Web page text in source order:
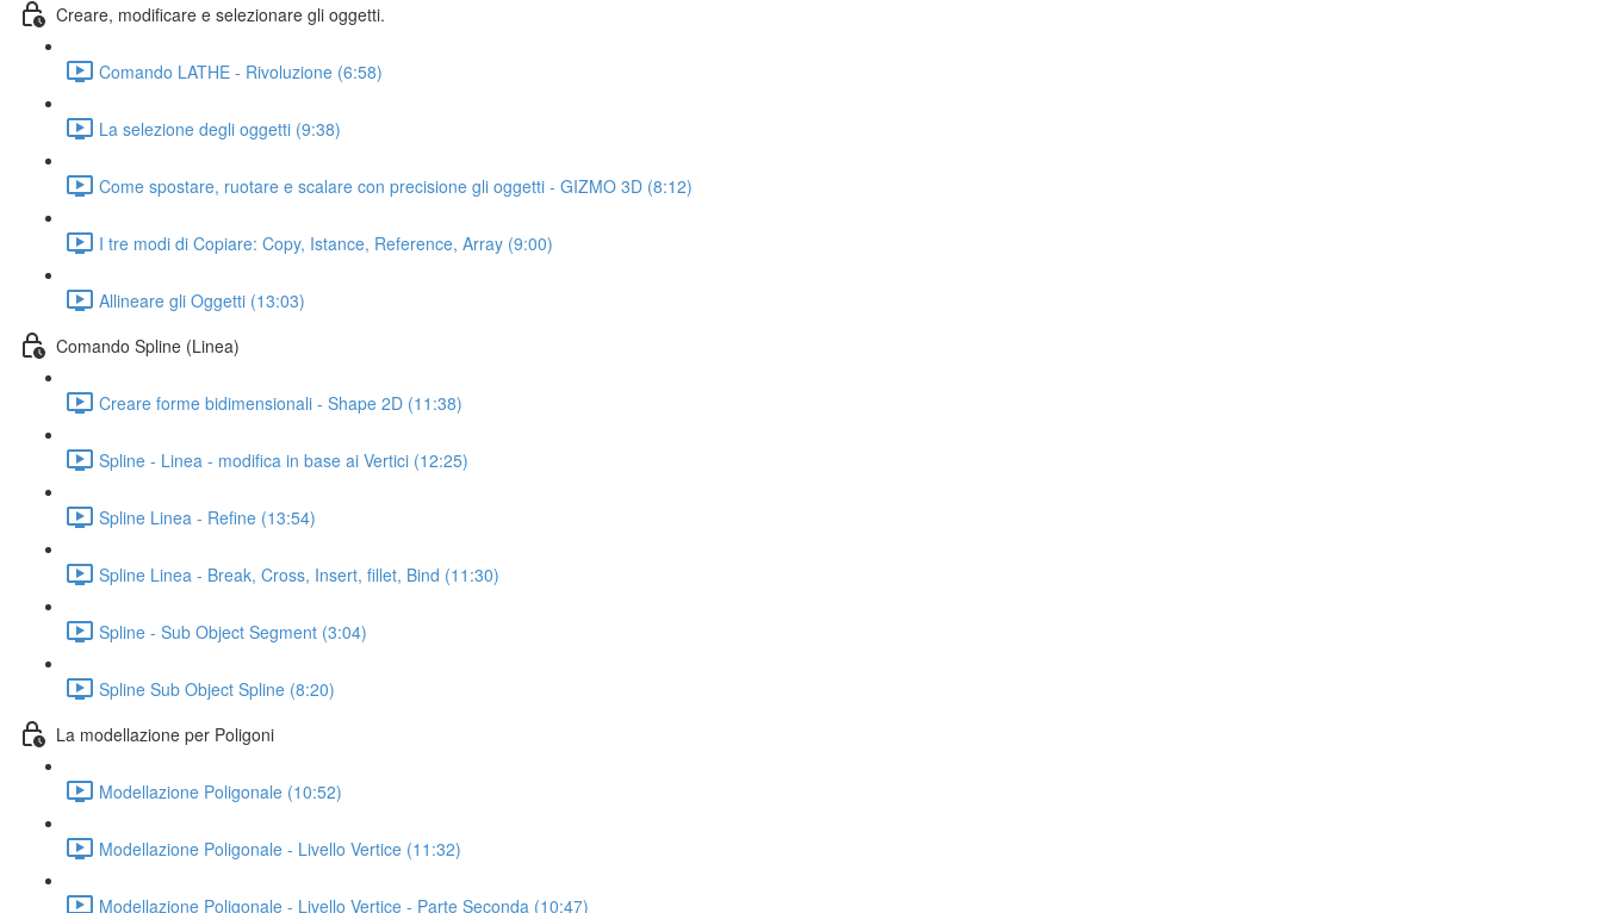
Creare, modificare e selezionare gli oggetti.
Comando LATHE - Rivoluzione (6:58)
La selezione degli oggetti (9:38)
Come spostare, ruotare e scalare con precisione gli oggetti - GIZMO 3D (8:12)
I tre modi di Copiare: Copy, Istance, Reference, Array (9:00)
Allineare gli Oggetti (13:03)
Comando Spline (Linea)
Creare forme bidimensionali - Shape 2D (11:38)
Spline - Linea - modifica in base ai Vertici (12:25)
Spline Linea - Refine (13:54)
Spline Linea - Break, Cross, Insert, fillet, Bind (11:30)
Spline - Sub Object Segment (3:04)
Spline Sub Object Spline (8:20)
La modellazione per Poligoni
Modellazione Poligonale (10:52)
Modellazione Poligonale - Livello Vertice (11:32)
Modellazione Poligonale - Livello Vertice - Parte Seconda (10:47)